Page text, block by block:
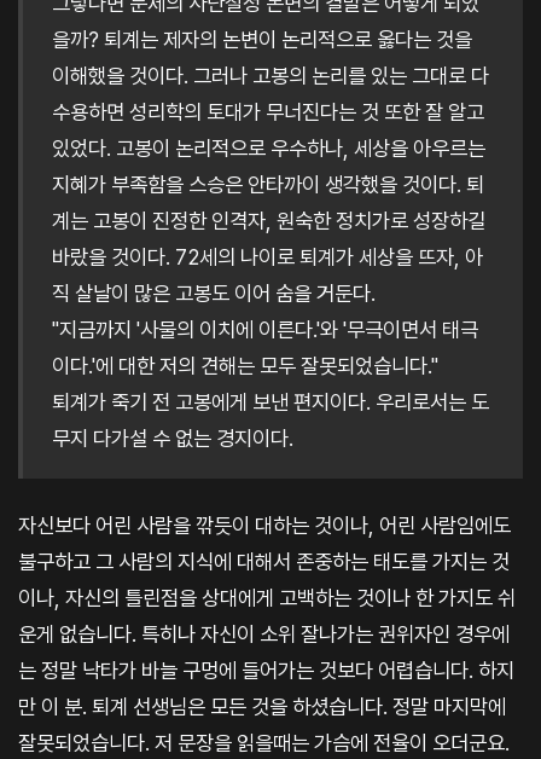
을까? 퇴계는 제자의 논변이 논리적으로 옳다는 것을
이해했을 것이다. 그러나 고봉의 논리를 있는 그대로 다
수용하면 성리학의 토대가 무너진다는 것 또한 잘 알고
있었다. 고봉이 논리적으로 우수하나, 세상을 아우르는
지혜가 부족함을 스승은 안타까이 생각했을 것이다. 퇴
계는 고봉이 진정한 인격자, 원숙한 정치가로 성장하길
바랐을 것이다. 72세의 나이로 퇴계가 세상을 뜨자, 아
직 살날이 많은 고봉도 이어 숨을 거둔다.
"지금까지 '사물의 이치에 이른다.'와 '무극이면서 태극
이다.'에 대한 저의 견해는 모두 잘못되었습니다."
퇴계가 죽기 전 고봉에게 보낸 편지이다. 우리로서는 도
무지 다가설 수 없는 경지이다.
자신보다 어린 사람을 깎듯이 대하는 것이나, 어린 사람임에도
불구하고 그 사람의 지식에 대해서 존중하는 태도를 가지는 것
이나, 자신의 틀린점을 상대에게 고백하는 것이나 한 가지도 쉬
운게 없습니다. 특히나 자신이 소위 잘나가는 권위자인 경우에
는 정말 낙타가 바늘 구멍에 들어가는 것보다 어렵습니다. 하지
만 이 분. 퇴계 선생님은 모든 것을 하셨습니다. 정말 마지막에
잘못되었습니다. 저 문장을 읽을때는 가슴에 전율이 오더군요.